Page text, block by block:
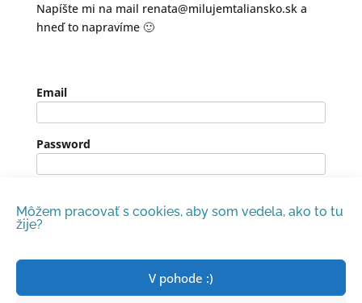
Môžem pracovať s cookies, aby som vedela, ako to tu
žije?
V pohode :)
Napíšte mi na mail renata@milujemtaliansko.sk a
hneď to napravíme 🙂
Email
Password